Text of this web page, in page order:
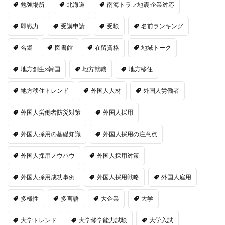
勉強場所 北海道 南海トラフ地震 企業対応
即戦力 受講申請 受験 名前ランキング
名鑑 図書館 在留資格 地域トーク
地方創生×韓国 地方就職 地方移住
地方移住トレンド 外国人人材 外国人労働者
外国人労働者防災対策 外国人採用
外国人採用の基礎知識 外国人採用の注意点
外国人採用ノウハウ 外国人採用対策
外国人採用成功事例 外国人採用戦略 外国人雇用
多様性 多言語 大企業 大学
大学トレンド 大学修学能力試験 大学入試